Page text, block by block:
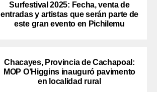
Surfestival 2025: Fecha, venta de
entradas y artistas que serán parte de
este gran evento en Pichilemu
Chacayes, Provincia de Cachapoal:
MOP O’Higgins inauguró pavimento
en localidad rural